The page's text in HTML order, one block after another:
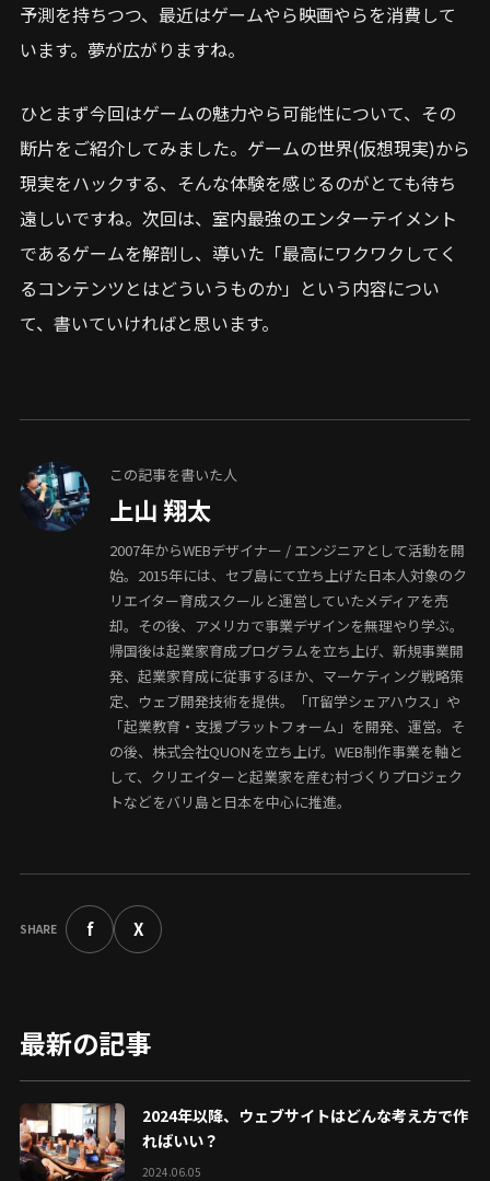
SHARE f X
予測を持ちつつ、最近はゲームやら映画やらを消費して
います。夢が広がりますね。
ひとまず今回はゲームの魅力やら可能性について、その
断片をご紹介してみました。ゲームの世界(仮想現実)から
現実をハックする、そんな体験を感じるのがとても待ち
遠しいですね。次回は、室内最強のエンターテイメント
であるゲームを解剖し、導いた「最高にワクワクしてく
るコンテンツとはどういうものか」という内容につい
て、書いていければと思います。
この記事を書いた人
上山 翔太
2007年からWEBデザイナー / エンジニアとして活動を開
始。2015年には、セブ島にて立ち上げた日本人対象のク
リエイター育成スクールと運営していたメディアを売
却。その後、アメリカで事業デザインを無理やり学ぶ。
帰国後は起業家育成プログラムを立ち上げ、新規事業開
発、起業家育成に従事するほか、マーケティング戦略策
定、ウェブ開発技術を提供。「IT留学シェアハウス」や
「起業教育・支援プラットフォーム」を開発、運営。そ
の後、株式会社QUONを立ち上げ。WEB制作事業を軸と
して、クリエイターと起業家を産む村づくりプロジェク
トなどをバリ島と日本を中心に推進。
最新の記事
2024年以降、ウェブサイトはどんな考え方で作
ればいい？
2024.06.05